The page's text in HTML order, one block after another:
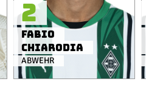
ABWEHR
Fabio
Chiarodia
2